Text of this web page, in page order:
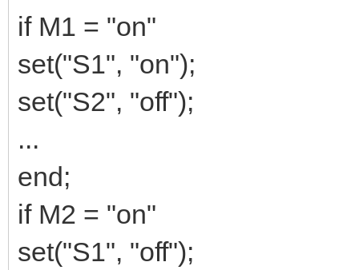
if M1 = "on"
set("S1", "on");
set("S2", "off");
...
end;
if M2 = "on"
set("S1", "off");